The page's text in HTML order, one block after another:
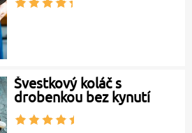
Švestkový koláč s
drobenkou bez kynutí